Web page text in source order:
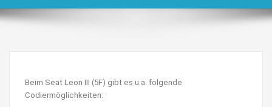
Beim Seat Leon III (5F) gibt es u.a. folgende
Codiermöglichkeiten: